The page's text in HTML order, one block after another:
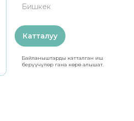
Бишкек
Катталуу
Байланыштарды катталган иш
берүүчүлөр гана көрө алышат.